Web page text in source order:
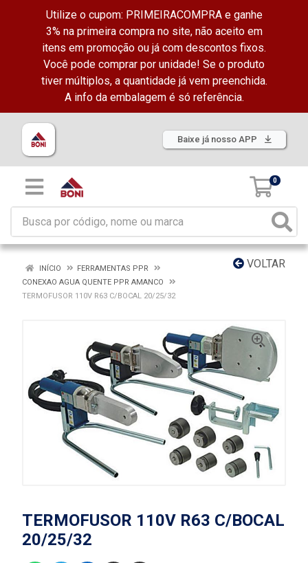
Utilize o cupom: PRIMEIRACOMPRA e ganhe
3% na primeira compra no site, não aceito em
itens em promoção ou já com descontos fixos.
Você pode comprar por unidade! Se o produto
tiver múltiplos, a quantidade já vem preenchida.
A info da embalagem é só referência.
Baixe já nosso APP
0
VOLTAR
INÍCIO
FERRAMENTAS PPR
CONEXAO AGUA QUENTE PPR AMANCO
TERMOFUSOR 110V R63 C/BOCAL 20/25/32
TERMOFUSOR 110V R63 C/BOCAL
20/25/32